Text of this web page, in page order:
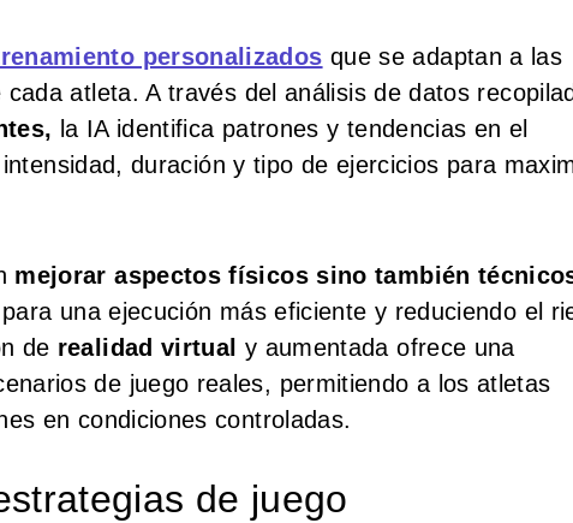
personalizados que se adaptan a las
atleta. A través del análisis de datos
la IA identifica patrones y tendencias en el
duración y tipo de ejercicios para
mejorar aspectos físicos sino también
una ejecución más eficiente y reduciendo el
de realidad virtual y aumentada ofrece una
de juego reales, permitiendo a los atletas
en condiciones controladas.
de juego